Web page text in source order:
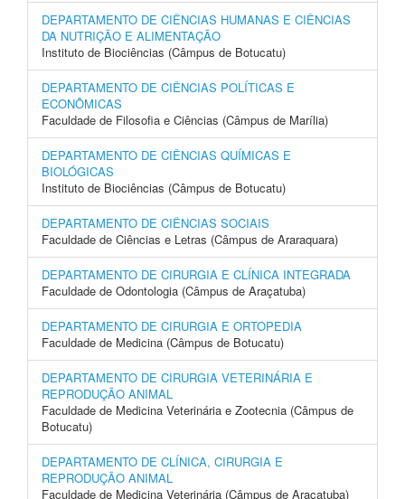
DEPARTAMENTO DE CIÊNCIAS HUMANAS E CIÊNCIAS
DA NUTRIÇÃO E ALIMENTAÇÃO
Instituto de Biociências (Câmpus de Botucatu)
DEPARTAMENTO DE CIÊNCIAS POLÍTICAS E
ECONÔMICAS
Faculdade de Filosofia e Ciências (Câmpus de Marília)
DEPARTAMENTO DE CIÊNCIAS QUÍMICAS E
BIOLÓGICAS
Instituto de Biociências (Câmpus de Botucatu)
DEPARTAMENTO DE CIÊNCIAS SOCIAIS
Faculdade de Ciências e Letras (Câmpus de Araraquara)
DEPARTAMENTO DE CIRURGIA E CLÍNICA INTEGRADA
Faculdade de Odontologia (Câmpus de Araçatuba)
DEPARTAMENTO DE CIRURGIA E ORTOPEDIA
Faculdade de Medicina (Câmpus de Botucatu)
DEPARTAMENTO DE CIRURGIA VETERINÁRIA E
REPRODUÇÃO ANIMAL
Faculdade de Medicina Veterinária e Zootecnia (Câmpus de
Botucatu)
DEPARTAMENTO DE CLÍNICA, CIRURGIA E
REPRODUÇÃO ANIMAL
Faculdade de Medicina Veterinária (Câmpus de Araçatuba)